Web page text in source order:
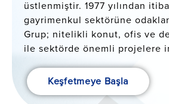
üstlenmiştir. 1977 yılından
gayrimenkul sektörüne
Grup; nitelikli konut, ofis ve
ile sektörde önemli projelere
Keşfetmeye Başla